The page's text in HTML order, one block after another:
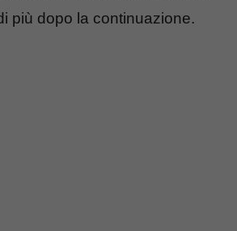
più dopo la continuazione.